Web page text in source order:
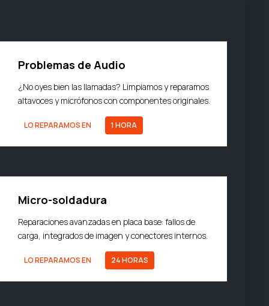
Problemas de Audio
¿No oyes bien las llamadas? Limpiamos y reparamos
altavoces y micrófonos con componentes originales.
LO REPARAMOS EN 1 HORA
Micro-soldadura
Reparaciones avanzadas en placa base: fallos de
carga, integrados de imagen y conectores internos.
LO REPARAMOS EN 24 HORAS